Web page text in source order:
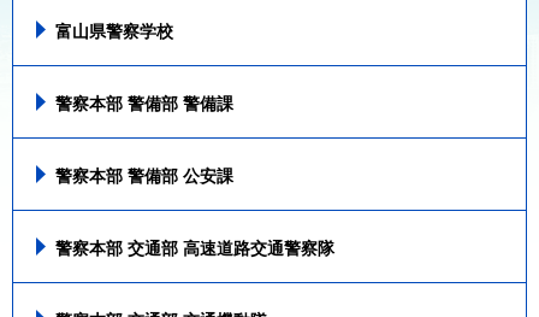
富山県警察学校
警察本部 警備部 警備課
警察本部 警備部 公安課
警察本部 交通部 高速道路交通警察隊